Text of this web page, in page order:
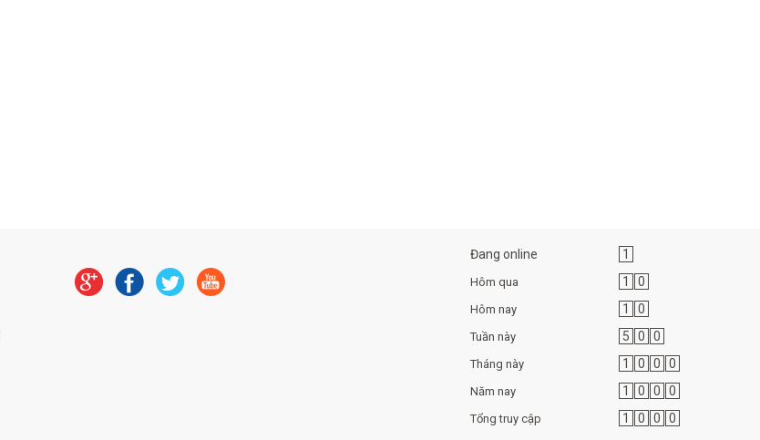
Đang online 1
Hôm qua 1 0
Hôm nay 1 0
Tuần này 5 0 0
Tháng này 1 0 0 0
Năm nay 1 0 0 0
Tổng truy cập 1 0 0 0